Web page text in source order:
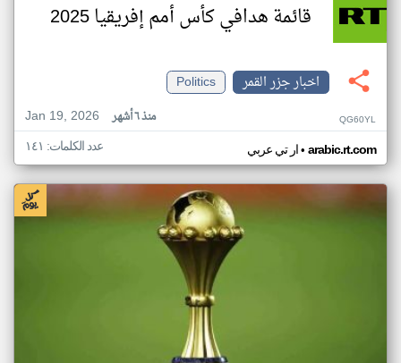
قائمة هدافي كأس أمم إفريقيا 2025
اخبار جزر القمر
Politics
Jan 19, 2026
منذ ٦ أشهر QG60YL
ار تي عربي• arabic.rt.com عدد الكلمات: ١٤١